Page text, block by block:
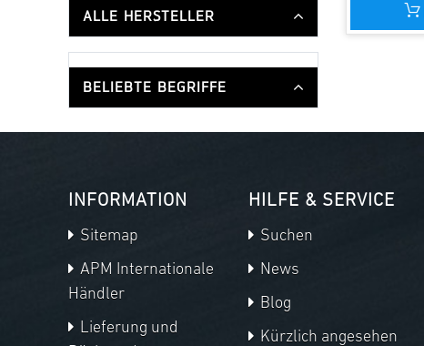
ALLE HERSTELLER
BELIEBTE BEGRIFFE
INFORMATION
Sitemap
APM Internationale
Händler
Lieferung und
HILFE & SERVICE
Suchen
News
Blog
Kürzlich angesehen